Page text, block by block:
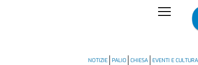
NOTIZIE PALIO CHIESA EVENTI E CULTURA